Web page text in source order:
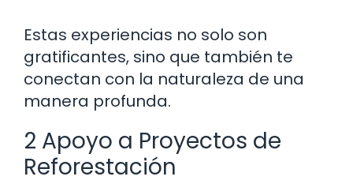
Estas experiencias no solo son
gratificantes, sino que también te
conectan con la naturaleza de una
manera profunda.
2 Apoyo a Proyectos de
Reforestación